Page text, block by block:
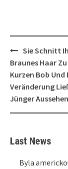
Post
navigation
Sie Schnitt
Braunes Haar
Kurzen Bob Und
Veränderung
Jünger
Last News
Byla